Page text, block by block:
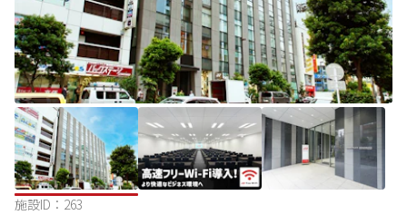
施設ID： 263